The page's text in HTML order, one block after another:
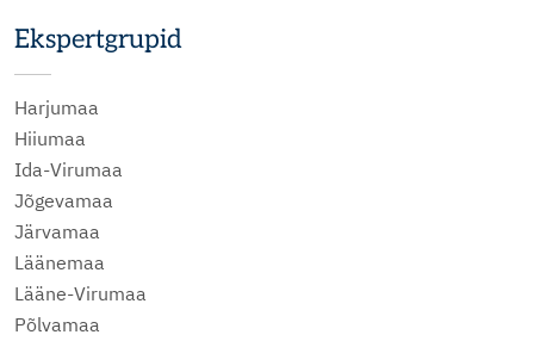
Ekspertgrupid
Harjumaa
Hiiumaa
Ida-Virumaa
Jõgevamaa
Järvamaa
Läänemaa
Lääne-Virumaa
Põlvamaa